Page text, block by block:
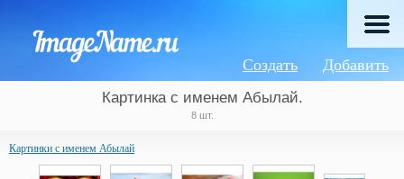
Добавить
Создать
Картинка с именем Абылай.
8 шт.
Картинки с именем Абылай